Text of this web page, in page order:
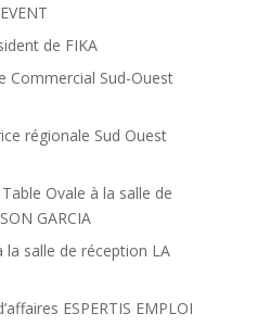
de FIKA
Commercial Sud-Ouest
régionale Sud Ouest
Ovale à la salle de
GARCIA
la salle de réception LA
ESPERTIS EMPLOI